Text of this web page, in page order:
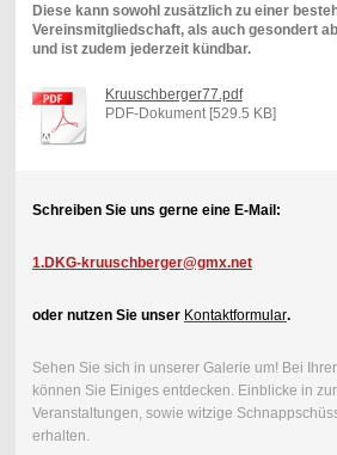
Diese kann sowohl zusätzlich zu einer
Vereinsmitgliedschaft, als auch gesondert
und ist zudem jederzeit kündbar.
Kruuschberger77.pdf
PDF-Dokument [529.5 KB]
Schreiben Sie uns gerne eine E-Mail:
1.DKG-kruuschberger@gmx.net
oder nutzen Sie unser Kontaktformular.
Sehen Sie sich in unserer Galerie um! Bei
können Sie Einiges entdecken. Einblicke in
Veranstaltungen, sowie witzige
erhalten.